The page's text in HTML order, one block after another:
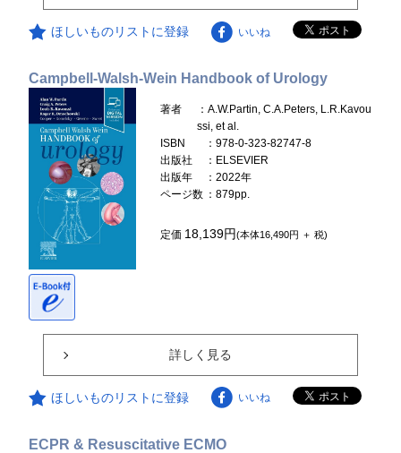
ほしいものリストに登録 いいね
Campbell-Walsh-Wein Handbook of Urology
著者
：A.W.Partin, C.A.Peters, L.R.Kavou
ssi, et al.
ISBN
：978-0-323-82747-8
出版社
：ELSEVIER
出版年
：2022年
ページ数 ：879pp.
定価 18,139円(本体16,490円 ＋ 税)
詳しく見る
ほしいものリストに登録 いいね
ECPR & Resuscitative ECMO